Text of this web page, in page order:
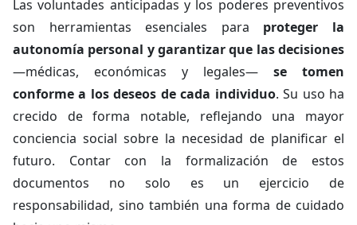
Las voluntades anticipadas y los poderes preventivos
son herramientas esenciales para proteger la
autonomía personal y garantizar que las decisiones
—médicas, económicas y legales— se tomen
conforme a los deseos de cada individuo. Su uso ha
crecido de forma notable, reflejando una mayor
conciencia social sobre la necesidad de planificar el
futuro. Contar con la formalización de estos
documentos no solo es un ejercicio de
responsabilidad, sino también una forma de cuidado